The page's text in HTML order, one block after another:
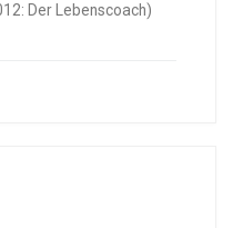
Der Lebenscoach)